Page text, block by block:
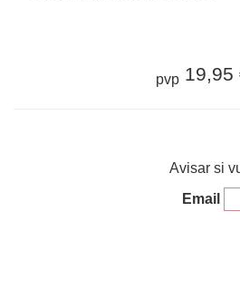
pvp 19,95
Avisar si
Email